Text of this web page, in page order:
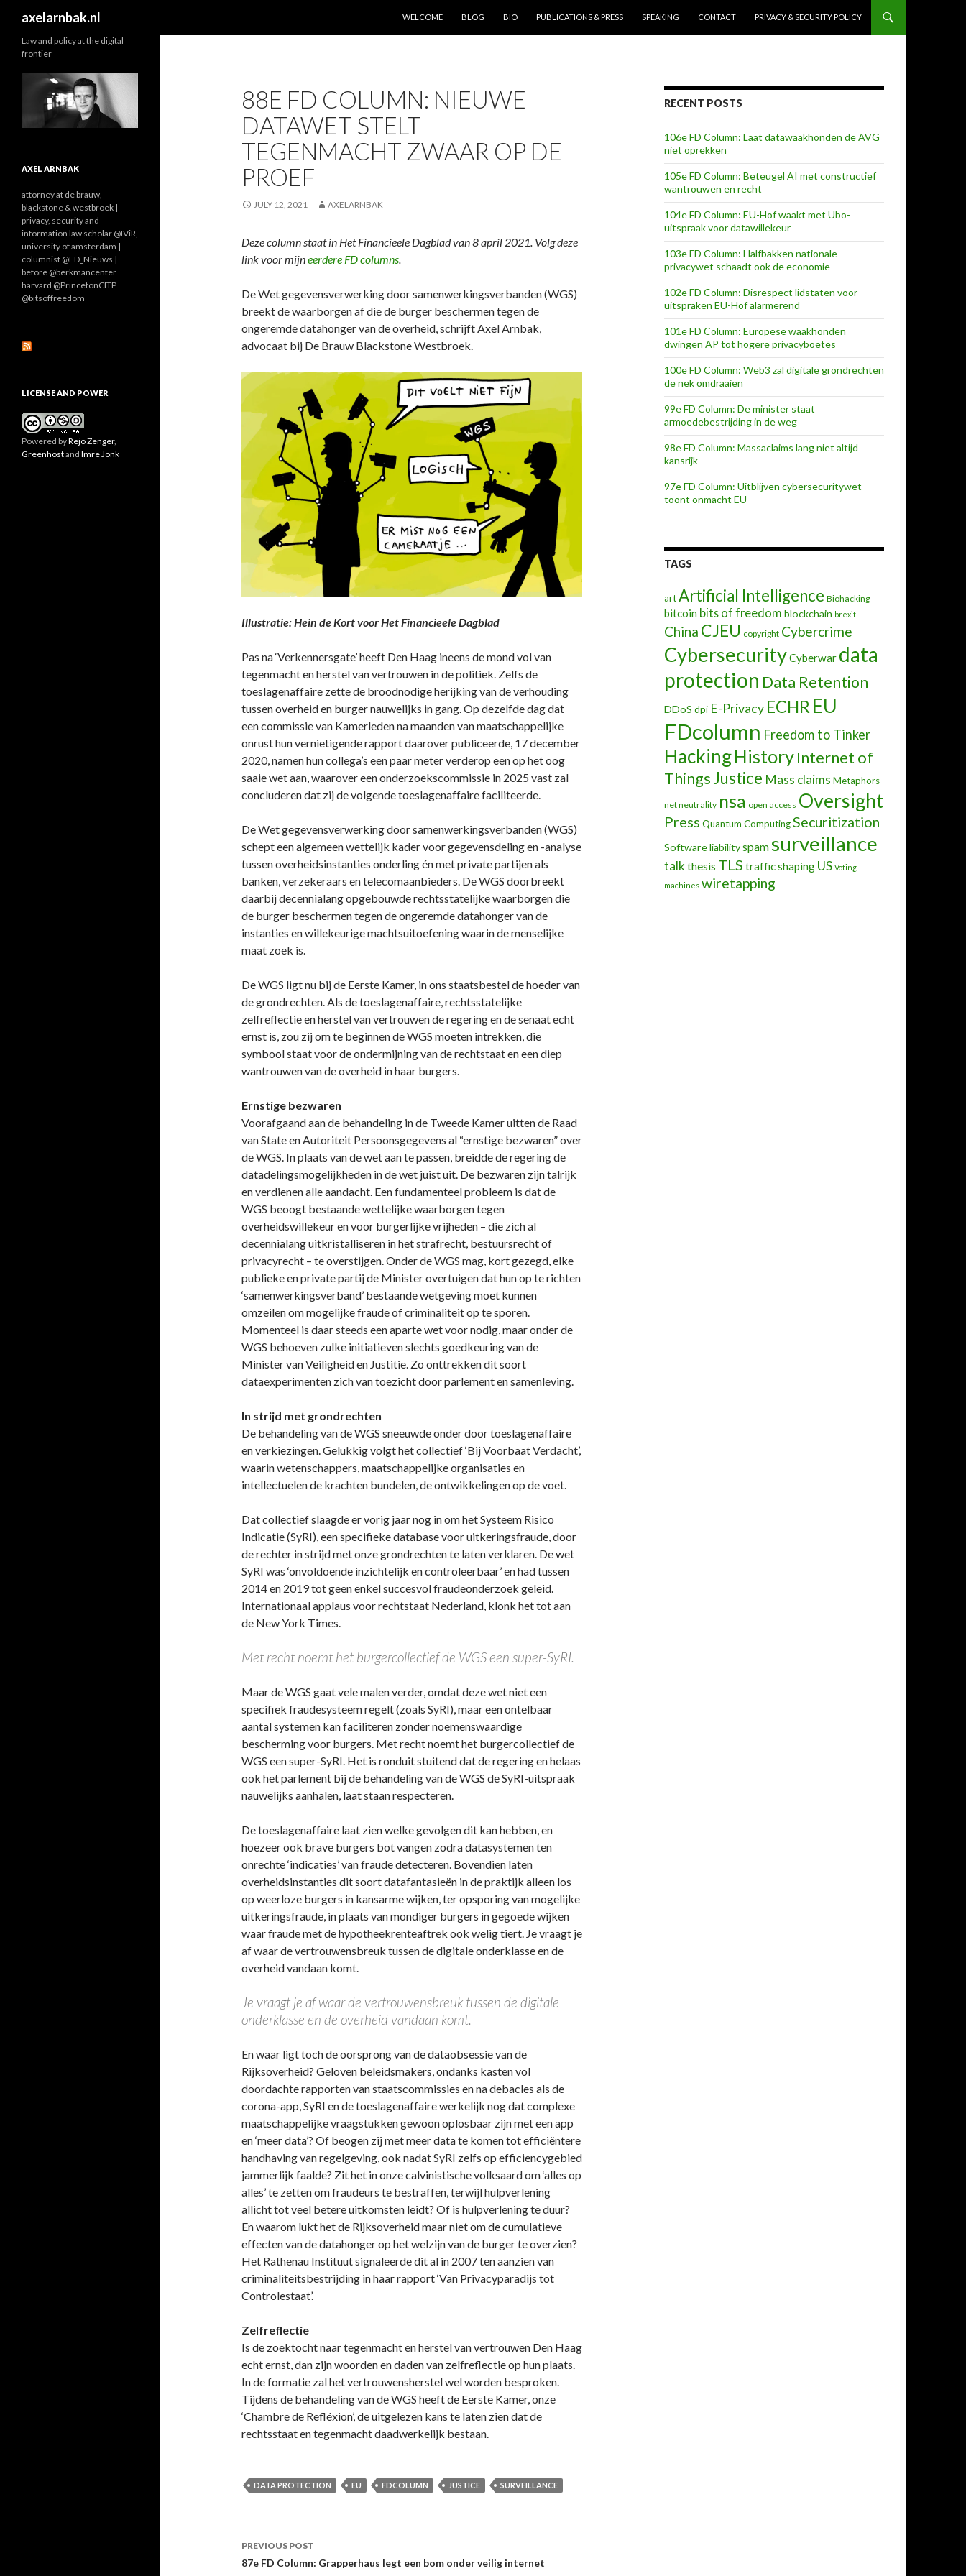
axelarnbak.nl
WELCOME
BLOG BIO PUBLICATIONS & PRESS SPEAKING CONTACT PRIVACY & SECURITY POLICY
88E FD COLUMN: NIEUWE
DATAWET STELT
TEGENMACHT ZWAAR OP DE
PROEF
JULY 12, 2021 AXELARNBAK
Deze column staat in Het Financieele Dagblad van 8 april 2021. Volg deze
link voor mijneerdere FD columns.
De Wet gegevensverwerking door samenwerkingsverbanden (WGS)
breekt de waarborgen af die de burger beschermen tegen de
ongeremde datahonger van de overheid, schrijft Axel Arnbak,
advocaat bij De Brauw Blackstone Westbroek.
Illustratie: Hein de Kort voor Het Financieele Dagblad
Pas na ‘Verkennersgate’ heeft Den Haag ineens de mond vol van
tegenmacht en herstel van vertrouwen in de politiek. Zelfs de
toeslagenaffaire zette de broodnodige herijking van de verhouding
tussen overheid en burger nauwelijks in gang. Op dezelfde dag dat
een commissie van Kamerleden na maanden van maatschappelijke
onrust hun vernietigende rapport daarover publiceerde, 17 december
2020, namen hun collega’s een paar meter verderop een op het oog
saaie wet aan, waarover een onderzoekscommissie in 2025 vast zal
concluderen dat zij de volgende toeslagenaffaire faciliteerde.
De Wet gegevensverwerking door samenwerkingsverbanden (WGS)
schept een algemeen wettelijk kader voor gegevensdeling en -analyse
tussen overheidsinstanties onderling én met private partijen als
banken, verzekeraars en telecomaanbieders. De WGS doorbreekt
daarbij decennialang opgebouwde rechtsstatelijke waarborgen die
de burger beschermen tegen de ongeremde datahonger van de
instanties en willekeurige machtsuitoefening waarin de menselijke
maat zoek is.
De WGS ligt nu bij de Eerste Kamer, in ons staatsbestel de hoeder van
de grondrechten. Als de toeslagenaffaire, rechtsstatelijke
zelfreflectie en herstel van vertrouwen de regering en de senaat echt
ernst is, zou zij om te beginnen de WGS moeten intrekken, die
symbool staat voor de ondermijning van de rechtstaat en een diep
wantrouwen van de overheid in haar burgers.
Ernstige bezwaren
Voorafgaand aan de behandeling in de Tweede Kamer uitten de Raad
van State en Autoriteit Persoonsgegevens al “ernstige bezwaren” over
de WGS. In plaats van de wet aan te passen, breidde de regering de
datadelingsmogelijkheden in de wet juist uit. De bezwaren zijn talrijk
en verdienen alle aandacht. Een fundamenteel probleem is dat de
WGS beoogt bestaande wettelijke waarborgen tegen
overheidswillekeur en voor burgerlijke vrijheden – die zich al
decennialang uitkristalliseren in het strafrecht, bestuursrecht of
privacyrecht – te overstijgen. Onder de WGS mag, kort gezegd, elke
publieke en private partij de Minister overtuigen dat hun op te richten
‘samenwerkingsverband’ bestaande wetgeving moet kunnen
omzeilen om mogelijke fraude of criminaliteit op te sporen.
Momenteel is daar steeds een aparte wet voor nodig, maar onder de
WGS behoeven zulke initiatieven slechts goedkeuring van de
Minister van Veiligheid en Justitie. Zo onttrekken dit soort
dataexperimenten zich van toezicht door parlement en samenleving.
In strijd met grondrechten
De behandeling van de WGS sneeuwde onder door toeslagenaffaire
en verkiezingen. Gelukkig volgt het collectief ‘Bij Voorbaat Verdacht’,
waarin wetenschappers, maatschappelijke organisaties en
intellectuelen de krachten bundelen, de ontwikkelingen op de voet.
Dat collectief slaagde er vorig jaar nog in om het Systeem Risico
Indicatie (SyRI), een specifieke database voor uitkeringsfraude, door
de rechter in strijd met onze grondrechten te laten verklaren. De wet
SyRI was ‘onvoldoende inzichtelijk en controleerbaar’ en had tussen
2014 en 2019 tot geen enkel succesvol fraudeonderzoek geleid.
Internationaal applaus voor rechtstaat Nederland, klonk het tot aan
de New York Times.
Met recht noemt het burgercollectief de WGS een super-SyRI.
Maar de WGS gaat vele malen verder, omdat deze wet niet een
specifiek fraudesysteem regelt (zoals SyRI), maar een ontelbaar
aantal systemen kan faciliteren zonder noemenswaardige
bescherming voor burgers. Met recht noemt het burgercollectief de
WGS een super-SyRI. Het is ronduit stuitend dat de regering en helaas
ook het parlement bij de behandeling van de WGS de SyRI-uitspraak
nauwelijks aanhalen, laat staan respecteren.
De toeslagenaffaire laat zien welke gevolgen dit kan hebben, en
hoezeer ook brave burgers bot vangen zodra datasystemen ten
onrechte ‘indicaties’ van fraude detecteren. Bovendien laten
overheidsinstanties dit soort datafantasieën in de praktijk alleen los
op weerloze burgers in kansarme wijken, ter opsporing van mogelijke
uitkeringsfraude, in plaats van mondiger burgers in gegoede wijken
waar fraude met de hypotheekrenteaftrek ook welig tiert. Je vraagt je
af waar de vertrouwensbreuk tussen de digitale onderklasse en de
overheid vandaan komt.
Je vraagt je af waar de vertrouwensbreuk tussen de digitale
onderklasse en de overheid vandaan komt.
En waar ligt toch de oorsprong van de dataobsessie van de
Rijksoverheid? Geloven beleidsmakers, ondanks kasten vol
doordachte rapporten van staatscommissies en na debacles als de
corona-app, SyRI en de toeslagenaffaire werkelijk nog dat complexe
maatschappelijke vraagstukken gewoon oplosbaar zijn met een app
en ‘meer data’? Of beogen zij met meer data te komen tot efficiëntere
handhaving van regelgeving, ook nadat SyRI zelfs op efficiencygebied
jammerlijk faalde? Zit het in onze calvinistische volksaard om ‘alles op
alles’ te zetten om fraudeurs te bestraffen, terwijl hulpverlening
allicht tot veel betere uitkomsten leidt? Of is hulpverlening te duur?
En waarom lukt het de Rijksoverheid maar niet om de cumulatieve
effecten van de datahonger op het welzijn van de burger te overzien?
Het Rathenau Instituut signaleerde dit al in 2007 ten aanzien van
criminaliteitsbestrijding in haar rapport ‘Van Privacyparadijs tot
Controlestaat’.
Zelfreflectie
Is de zoektocht naar tegenmacht en herstel van vertrouwen Den Haag
echt ernst, dan zijn woorden en daden van zelfreflectie op hun plaats.
In de formatie zal het vertrouwensherstel wel worden besproken.
Tijdens de behandeling van de WGS heeft de Eerste Kamer, onze
‘Chambre de Refléxion’, de uitgelezen kans te laten zien dat de
rechtsstaat en tegenmacht daadwerkelijk bestaan.
DATA PROTECTION EU FDCOLUMN JUSTICE SURVEILLANCE
Post
navigation
PREVIOUS POST
87e FD Column: Grapperhaus legt een bom onder veilig internet
RECENT POSTS
106e FD Column: Laat datawaakhonden de AVG
niet oprekken
105e FD Column: Beteugel AI met constructief
wantrouwen en recht
104e FD Column: EU-Hof waakt met Ubo-
uitspraak voor datawillekeur
103e FD Column: Halfbakken nationale
privacywet schaadt ook de economie
102e FD Column: Disrespect lidstaten voor
uitspraken EU-Hof alarmerend
101e FD Column: Europese waakhonden
dwingen AP tot hogere privacyboetes
100e FD Column: Web3 zal digitale grondrechten
de nek omdraaien
99e FD Column: De minister staat
armoedebestrijding in de weg
98e FD Column: Massaclaims lang niet altijd
kansrijk
97e FD Column: Uitblijven cybersecuritywet
toont onmacht EU
TAGS
artArtificial Intelligence Biohacking
bitcoin bits of freedom blockchain brexit
China CJEU copyright Cybercrime
CybersecurityCyberwar data
protection Data Retention
DDoS dpi E-Privacy ECHR EU
FDcolumn Freedom to Tinker
HackingHistoryInternet of
ThingsJustice Mass claims Metaphors
net neutrality nsa open access Oversight
Press Quantum ComputingSecuritization
Software liabilityspamsurveillance
talk thesis TLS traffic shaping US Voting
machines wiretapping
Law and policy at the digital
frontier
AXEL ARNBAK
attorney at de brauw,
blackstone & westbroek |
privacy, security and
information law scholar @IViR,
university of amsterdam |
columnist @FD_Nieuws |
before @berkmancenter
harvard @PrincetonCITP
@bitsoffreedom
LICENSE AND POWER
Powered byRejo Zenger,
Greenhostand Imre Jonk